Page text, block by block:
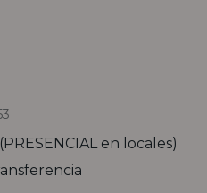
en locales)